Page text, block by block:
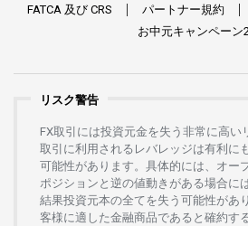
FATCA 及び CRS パートナー規約
お中元キャンペーン
リスク警告
FX取引には投資元金を失う 非常に高い
取引に利用さ れる レバレッジは有利に
可能性があります。 具体的には、 オー
ポジションと 逆の値動きがある場合に
結果投資元本の全てを失う 可能性があり
客様に適した金融商品であると 確約す